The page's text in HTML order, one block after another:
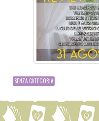
SENZA CATEGORIA